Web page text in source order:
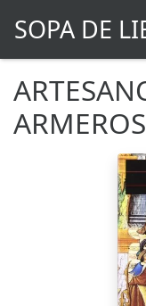
SOPA DE
ARMEROS